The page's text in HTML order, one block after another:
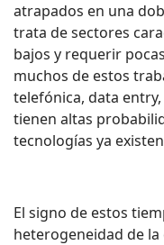
atrapados en una
trata de sectores
bajos y requerir
muchos de estos
telefónica, data
tienen altas
tecnologías ya
El signo de estos
heterogeneidad de